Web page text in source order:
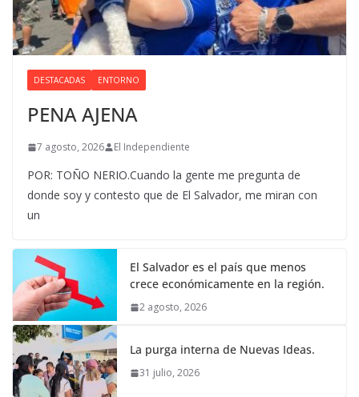
DESTACADAS ENTORNO
PENA AJENA
7 agosto, 2026 El Independiente
POR: TOÑO NERIO.Cuando la gente me pregunta de
donde soy y contesto que de El Salvador, me miran con
un
El Salvador es el país que menos
crece económicamente en la región.
2 agosto, 2026
La purga interna de Nuevas Ideas.
31 julio, 2026